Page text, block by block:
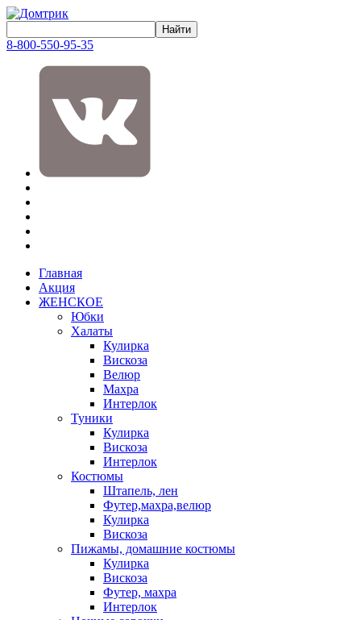
8-800-550-95-35
Главная
Акция
ЖЕНСКОЕ
Юбки
Халаты
Кулирка
Вискоза
Велюр
Махра
Интерлок
Туники
Кулирка
Вискоза
Интерлок
Костюмы
Штапель, лен
Футер,махра,велюр
Кулирка
Вискоза
Пижамы, домашние костюмы
Кулирка
Вискоза
Футер, махра
Интерлок